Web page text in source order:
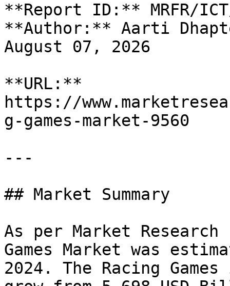
**Report ID:** MRFR/
**Author:** Aarti
August 07, 2026
**URL:**
https://
g-games-market-9560
---
## Market Summary
As per Market
Games Market was
2024. The Racing